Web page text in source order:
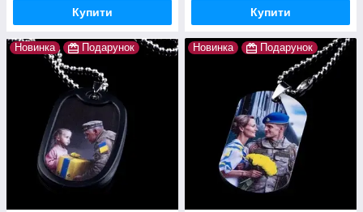
Купити Купити
Новинка Подарунок Новинка Подарунок